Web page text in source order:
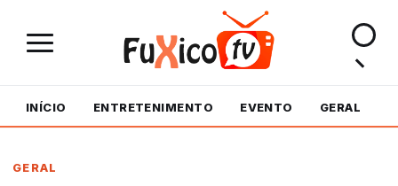
INÍCIO ENTRETENIMENTO EVENTO GERAL
GERAL